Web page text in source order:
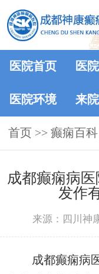
医院首页 医
医院环境 来
首页 >> 癫痫百科
成都癫痫病
发作
来源：四川神
成都癫痫病医